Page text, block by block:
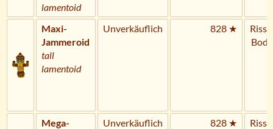
lamentoid
Maxi-
Jammeroid
tall
lamentoid
Unverkäuflich 828 ★
Riss
Mega-
Unverkäuflich 828 ★
Riss